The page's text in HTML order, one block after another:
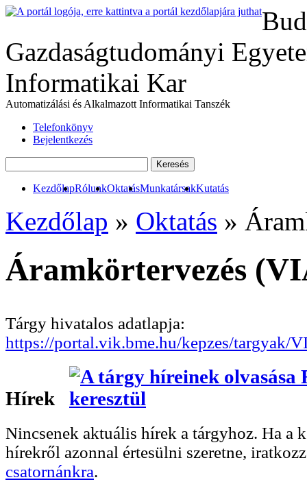
Gazdaságtudományi
Informatikai Kar
Automatizálási és Alkalmazott Informatikai Tanszék
Telefonkönyv
Bejelentkezés
KezdőlapRólunkOktatásMunkatársakKutatás
Kezdőlap » Oktatás »
Áramkörtervezés
Tárgy hivatalos adatlapja:
https://portal.vik.bme.hu/kepzes/targyak/
Hírek
Nincsenek aktuális hírek a tárgyhoz. Ha a
hírekről azonnal értesülni szeretne,
csatornánkra.